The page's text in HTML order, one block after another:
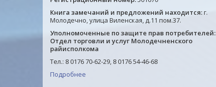
Книга замечаний и предложений находится:г.
Молодечно, улица Виленская, д.11 пом.37.
Уполномоченные по защите прав потребителей:
Отдел торговли и услуг Молодечненского
райисполкома
Тел.: 8 0176 70-62-29, 8 0176 54-46-68
Подробнее